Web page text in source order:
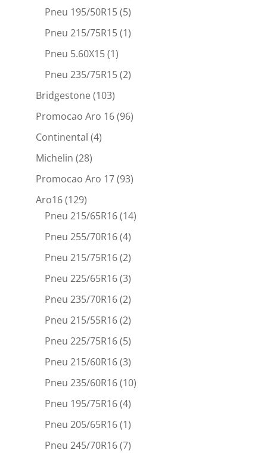
Pneu 195/50R15(5)
Pneu 215/75R15(1)
Pneu 5.60X15(1)
Pneu 235/75R15(2)
Bridgestone(103)
Promocao Aro 16(96)
Continental (4)
Michelin (28)
Promocao Aro 17(93)
Aro16(129)
Pneu 215/65R16(14)
Pneu 255/70R16(4)
Pneu 215/75R16(2)
Pneu 225/65R16(3)
Pneu 235/70R16(2)
Pneu 215/55R16(2)
Pneu 225/75R16(5)
Pneu 215/60R16(3)
Pneu 235/60R16(10)
Pneu 195/75R16(4)
Pneu 205/65R16(1)
Pneu 245/70R16(7)